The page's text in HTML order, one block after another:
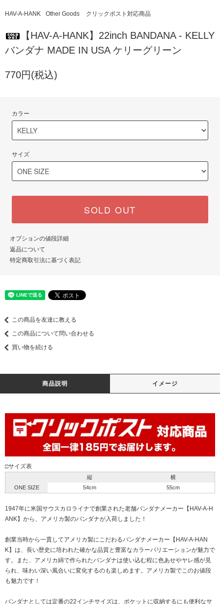
HAV-A-HANK Other Goods クリックポスト対応商品
【HAV-A-HANK】22inch BANDANA - KELLY
バンダナ MADE IN USA ケリーグリーン
770円(税込)
カラー
サイズ
SOLD OUT
オプションの値段詳細
返品について
特定商取引法に基づく表記
この商品を友達に教える
この商品について問い合わせる
買い物を続ける
商品説明 イメージ
□サイズ表
縦
横
ONE SIZE
54cm 55cm
1947年に米国サウスカロライナで創業された老舗バンダナメーカー【HAV-A-H
ANK】から、アメリカ製のバンダナが入荷しました！
創業当時から一貫してアメリカ製にこだわるバンダナメーカー【HAV-A-HAN
K】は、長い歴史に培われた確かな品質と豊富なカラーバリエーションが魅力で
す。また、アメリカ綿で作られたバンダナは使い込む程に色あせやヤレ感が見
られ、味わい深い風合いに変化するのも楽しめます。アメリカ製でこのお値段
も魅力です！
バンダナとしては定番の22インチサイズは、ポケットに収納するにも便利なサ